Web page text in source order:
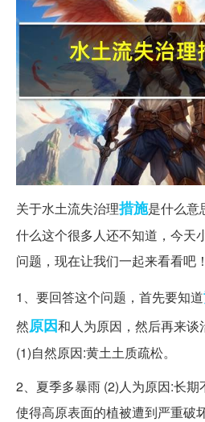
关于水土流失治理措施是什么意
什么这个很多人还不知道，今天
问题，现在让我们一起来看看吧！
1、要回答这个问题，首先要知道
然原因和人为原因，然后再来
(1)自然原因:黄土土质疏松。
2、夏季多暴雨 (2)人为原因:长期
使得高原表面的植被遭到严重破